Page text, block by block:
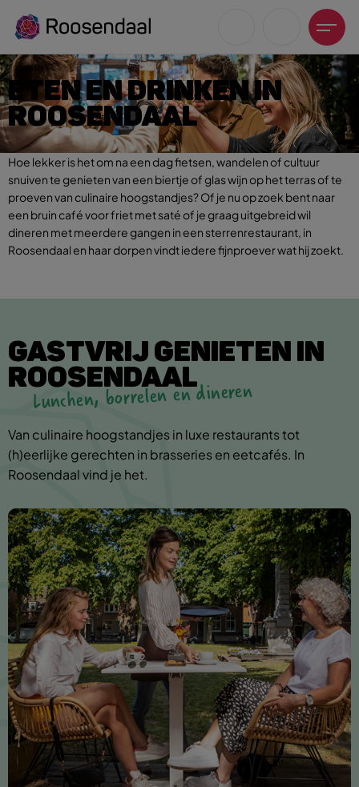
Zoeksuggesties
UITagenda
Wandelen
Fietsen
ETEN EN DRINKEN IN
ROOSENDAAL
Hoe lekker is het om na een dag fietsen, wandelen of cultuur
snuiven te genieten van een biertje of glas wijn op het terras of te
proeven van culinaire hoogstandjes? Of je nu op zoek bent naar
een bruin café voor friet met saté of je graag uitgebreid wil
dineren met meerdere gangen in een sterrenrestaurant, in
Roosendaal en haar dorpen vindt iedere fijnproever wat hij zoekt.
GASTVRIJ GENIETEN IN
ROOSENDAAL
Lunchen, borrelen en dineren
Van culinaire hoogstandjes in luxe restaurants tot
(h)eerlijke gerechten in brasseries en eetcafés. In
Roosendaal vind je het.